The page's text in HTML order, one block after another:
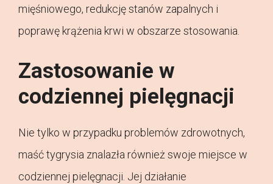
mięśniowego, redukcję stanów zapalnych i
poprawę krążenia krwi w obszarze stosowania.
Zastosowanie w
codziennej pielęgnacji
Nie tylko w przypadku problemów zdrowotnych,
maść tygrysia znalazła również swoje miejsce w
codziennej pielęgnacji. Jej działanie